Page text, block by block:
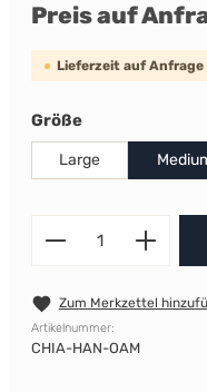
Preis auf
Lieferzeit auf Anfrage
Größeauswählen
Large
Zum Merkzettel
Artikelnummer:
CHIA-HAN-OAM